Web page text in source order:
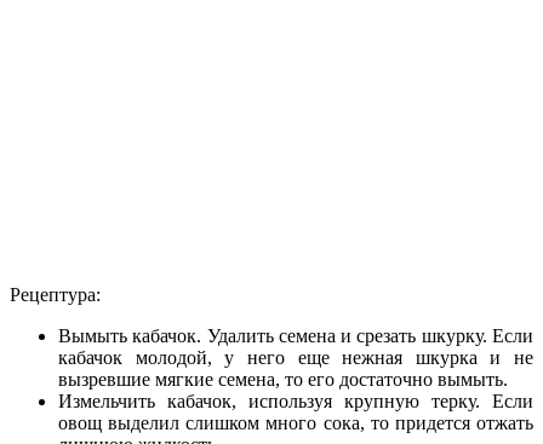
Рецептура:
Вымыть кабачок. Удалить семена и срезать шкурку. Если
кабачок молодой, у него еще нежная шкурка и не
вызревшие мягкие семена, то его достаточно вымыть.
Измельчить кабачок, используя крупную терку. Если
овощ выделил слишком много сока, то придется отжать